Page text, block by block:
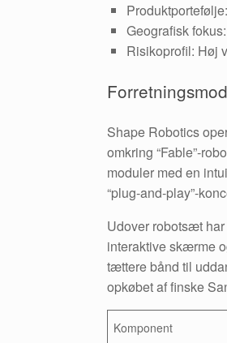
Geografisk
Risikoprofil: Høj
Shape Robotics
omkring “Fable”-
moduler med en
“plug-and-play”-
Udover robotsæt har
interaktive skærme
tættere bånd til
opkøbet af finske
Komponent